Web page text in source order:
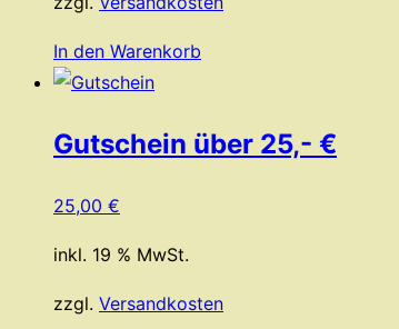
In den Warenkorb
Gutschein über 25,- €
25,00 €
inkl. 19 % MwSt.
zzgl. Versandkosten